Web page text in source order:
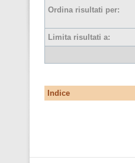
Ordina risultati per:
Limita risultati a:
Indice